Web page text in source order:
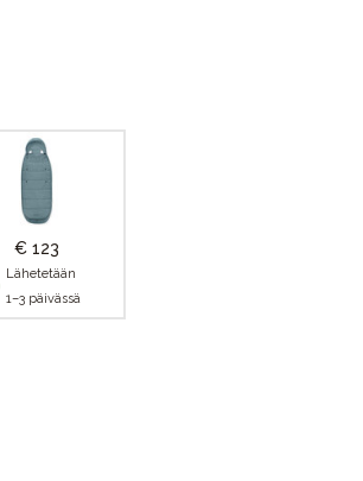
€ 123
Lähetetään
1–3 päivässä